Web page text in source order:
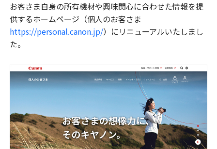
お客さま自身の所有機材や興味関心に合わせた情報を提
供するホームページ（個人のお客さま
https://personal.canon.jp/）にリニューアルいたしまし
た。